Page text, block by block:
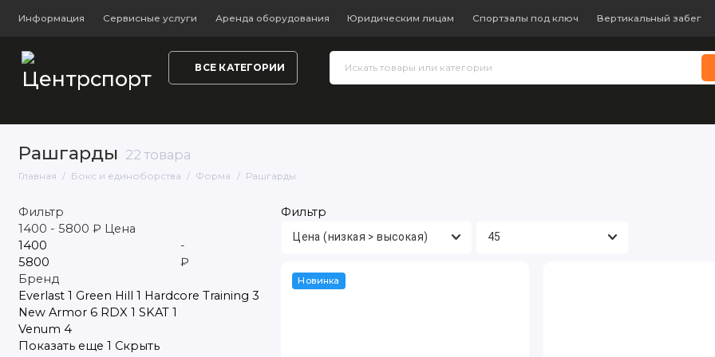
Информация Сервисные услуги Аренда оборудования Юридическим лицам Спортзалы под ключ Вертикальный забег
ВСЕ КАТЕГОРИИ
Рашгарды 22 товара
Главная Бокс и единоборства Форма Рашгарды
Фильтр
1400 - 5800 ₽ Цена
-
₽
Бренд
Everlast 1 Green Hill 1 Hardcore Training 3
New Armor 6 RDX 1 SKAT 1
Venum 4
Показать еще 1 Скрыть
Фильтр
Новинка